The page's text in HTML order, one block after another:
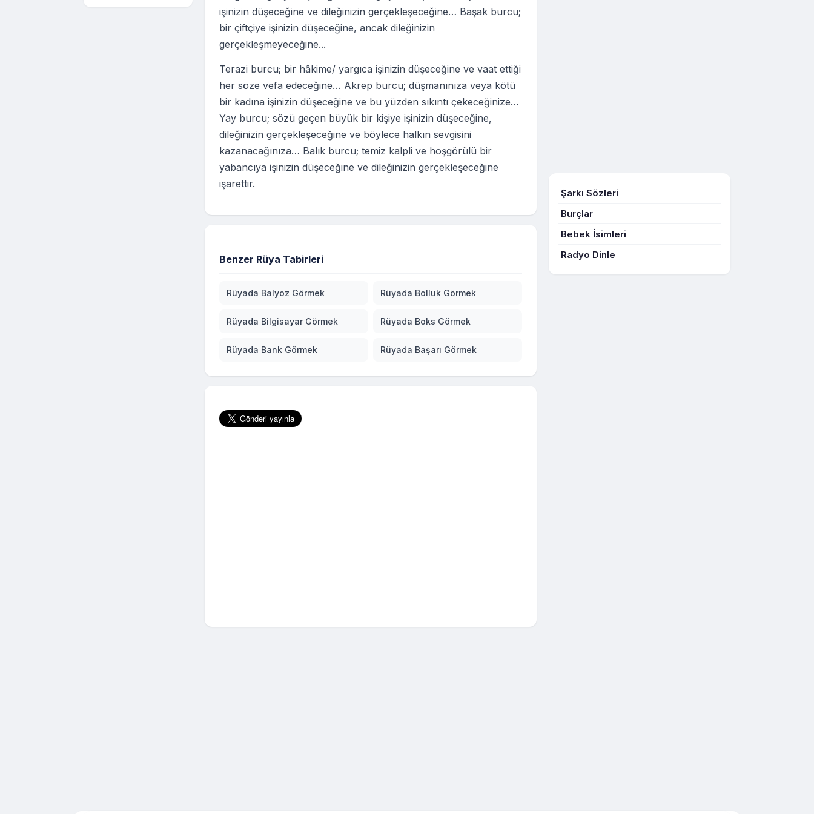
işinizin düşeceğine ve dileğinizin gerçekleşeceğine… Başak burcu;
bir çiftçiye işinizin düşeceğine, ancak dileğinizin
gerçekleşmeyeceğine...
Terazi burcu; bir hâkime/ yargıca işinizin düşeceğine ve vaat ettiği
her söze vefa edeceğine… Akrep burcu; düşmanınıza veya kötü
bir kadına işinizin düşeceğine ve bu yüzden sıkıntı çekeceğinize…
Yay burcu; sözü geçen büyük bir kişiye işinizin düşeceğine,
dileğinizin gerçekleşeceğine ve böylece halkın sevgisini
kazanacağınıza… Balık burcu; temiz kalpli ve hoşgörülü bir
yabancıya işinizin düşeceğine ve dileğinizin gerçekleşeceğine
işarettir.
Benzer Rüya Tabirleri
Rüyada Balyoz Görmek Rüyada Bolluk Görmek
Rüyada Bilgisayar Görmek Rüyada Boks Görmek
Rüyada Bank Görmek Rüyada Başarı Görmek
Şarkı Sözleri
Burçlar
Bebek İsimleri
Radyo Dinle